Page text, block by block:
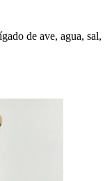
de ave, agua, sal,